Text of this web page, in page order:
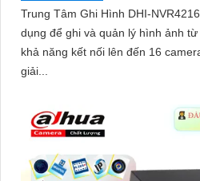
Trung Tâm Ghi Hình DHI-
dụng để ghi và quản lý hình ảnh từ
khả năng kết nối lên đến 16
giải...